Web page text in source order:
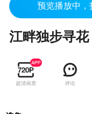
预览播放中，
江畔独步寻
超清画质 评论